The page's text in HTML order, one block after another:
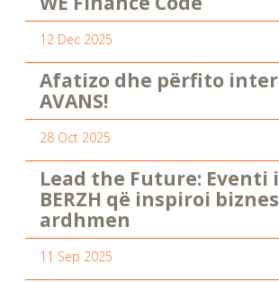
12 Dec 2025
Afatizo dhe përfito
AVANS!
28 Oct 2025
Lead the Future: Eventi i
BERZH që inspiroi
ardhmen
11 Sep 2025